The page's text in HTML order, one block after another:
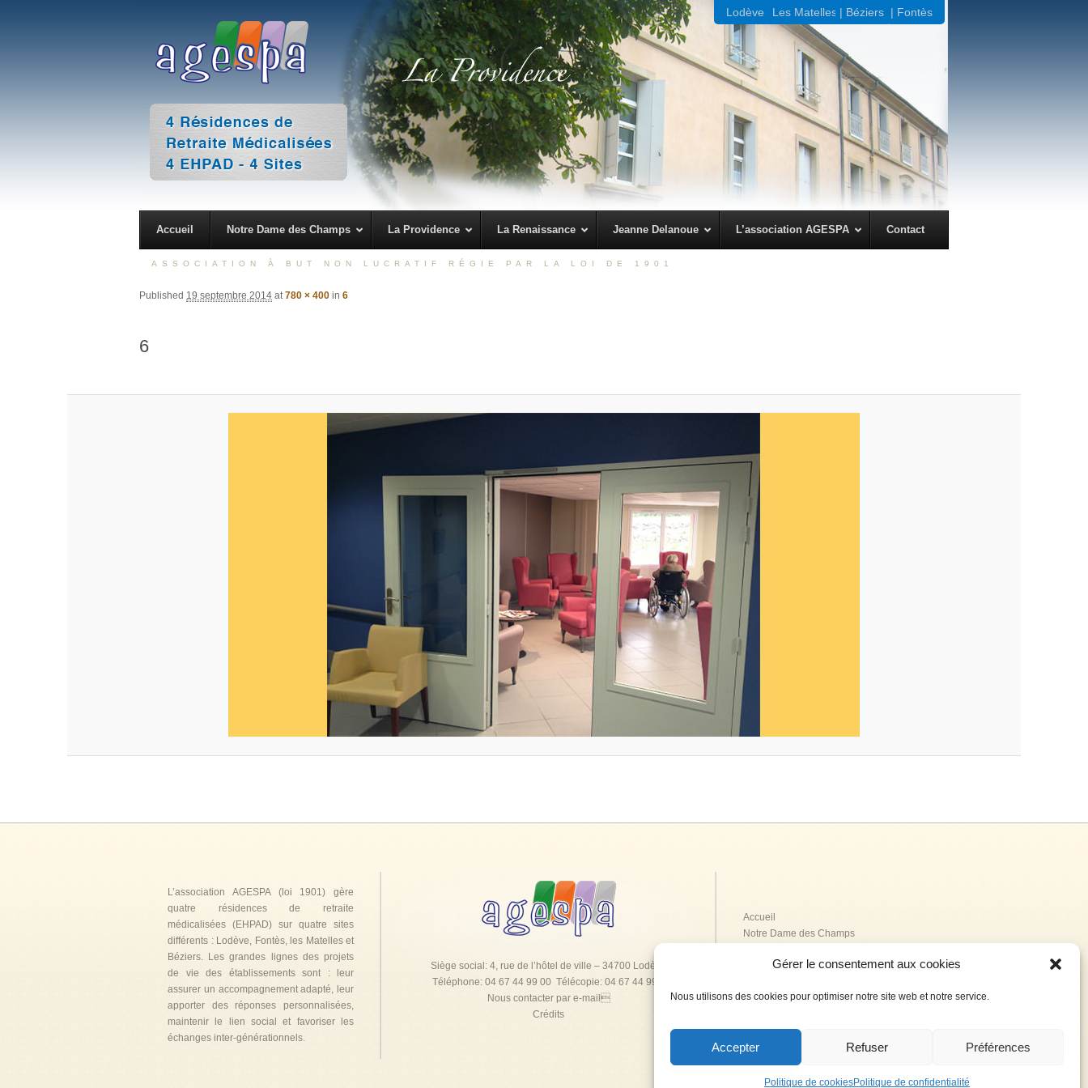
Gérer le consentement aux cookies
Nous utilisons des cookies pour optimiser notre site web et notre service.
Accepter Refuser Préférences
Politique de cookiesPolitique de confidentialité
Lodève | Les Matelles | Béziers | Fontès
Accueil Notre Dame des Champs La Providence La Renaissance Jeanne Delanoue L’association AGESPA Contact
ASSOCIATION À BUT NON LUCRATIF RÉGIE PAR LA LOI DE 1901
← Précédent Suivant →
6
Published 19 septembre 2014 at780 × 400 in 6
L’association AGESPA (loi 1901) gère
quatre résidences de retraite
médicalisées (EHPAD) sur quatre sites
différents : Lodève, Fontès, les Matelles et
Béziers. Les grandes lignes des projets
de vie des établissements sont : leur
assurer un accompagnement adapté, leur
apporter des réponses personnalisées,
maintenir le lien social et favoriser les
échanges inter-générationnels.
Siège social: 4, rue de l’hôtel de ville – 34700 Lodève
Téléphone: 04 67 44 99 00 Télécopie: 04 67 44 99 0
Nous contacter par e-mail
Crédits
Accueil
Notre Dame des Champs
La Renaissance
L’association AGESPA
Politique de confidentialité
Haut de page